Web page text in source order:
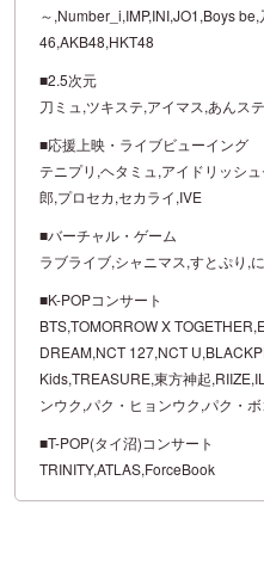
～,Number_i,IMP,INI,JO1,Boys
46,AKB48,HKT48
■2.5次元
刀ミュ,ツキステ,アイマス,あんス
■応援上映・ライブビューイング
テニプリ,ヘタミュ,アイドリッシ
郎,プロセカ,セカライ,IVE
■バーチャル・ゲーム
ラブライブ,シャニマス,すとぷり,
■K-POPコンサート
BTS,TOMORROW X
DREAM,NCT 127,NCT
Kids,TREASURE,東方神起
ンウク,パク・ヒョンウク,パク・
■T-POP(タイ沼)コンサート
TRINITY,ATLAS,ForceBook